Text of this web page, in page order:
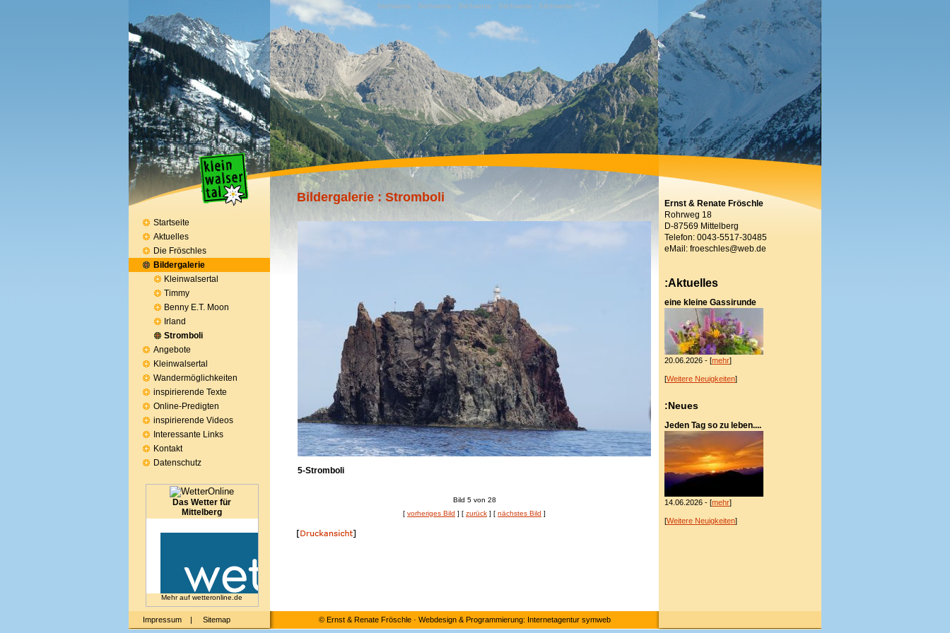
Stichworte · Stichworte · Stichworte · Stichworte · Stichworte
Bildergalerie : Stromboli
5-Stromboli
Bild 5 von 28
[ vorheriges Bild ] [ zurück ] [ nächstes Bild ]
Startseite
Aktuelles
Die Fröschles
Bildergalerie
Kleinwalsertal
Timmy
Benny E.T. Moon
Irland
Stromboli
Angebote
Kleinwalsertal
Wandermöglichkeiten
inspirierende Texte
Online-Predigten
inspirierende Videos
Interessante Links
Kontakt
Datenschutz
Das Wetter für
Mittelberg
Mehr auf wetteronline.de
Ernst & Renate Fröschle
Rohrweg 18
D-87569 Mittelberg
Telefon: 0043-5517-30485
eMail: froeschles@web.de
:Aktuelles
eine kleine Gassirunde
20.06.2026 - [mehr]
[Weitere Neuigkeiten]
:Neues
Jeden Tag so zu leben....
14.06.2026 - [mehr]
[Weitere Neuigkeiten]
Impressum | Sitemap © Ernst & Renate Fröschle· Webdesign & Programmierung: Internetagentur symweb